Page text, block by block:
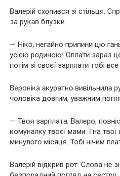
Валерій схопився зі стільця.
за рукав блузки.
— Ніко, негайно припини цю
усією родиною! Оплати зараз
потім зі своєї зарплати тобі
Вероніка акуратно вивільнила
чоловіка довгим, уважним
— Твоя зарплата, Валеро,
комуналку твоєї мами. І на
минулого місяця. Тобі нічим
Валерій відкрив рот. Слова не